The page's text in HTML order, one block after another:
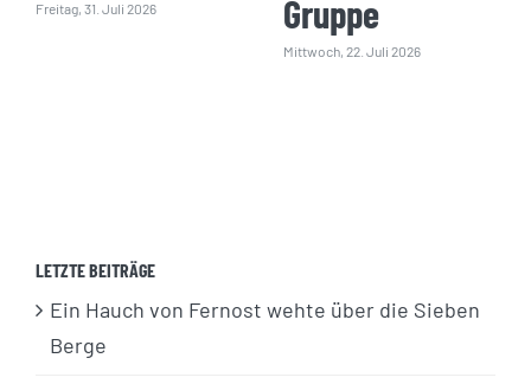
Freitag, 31. Juli 2026 Gruppe
Mittwoch, 22. Juli 2026
LETZTE BEITRÄGE
Ein Hauch von Fernost wehte über die Sieben
Berge